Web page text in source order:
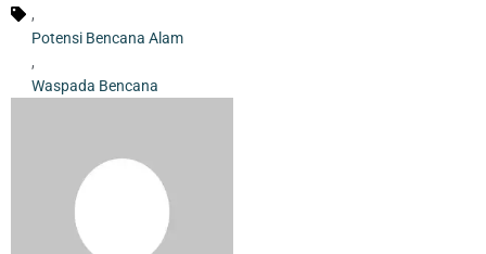
,
Potensi Bencana Alam
,
Waspada Bencana